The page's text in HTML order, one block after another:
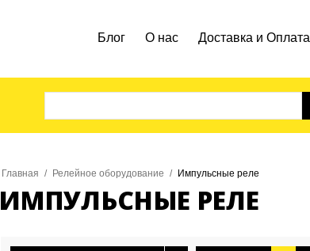
Блог О нас Доставка и Оплата
Главная / Релейное оборудование / Импульсные реле
ИМПУЛЬСНЫЕ РЕЛЕ